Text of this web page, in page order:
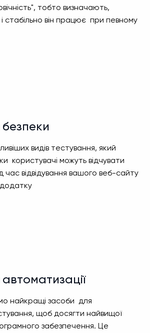
тобто визначають,
стабільно він працює при певному
видів тестування, який
користувачі можуть відчувати
час відвідування вашого веб-сайту
найкращі засоби для
щоб досягти найвищої
забезпечення. Це